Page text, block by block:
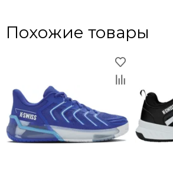
Похожие товары